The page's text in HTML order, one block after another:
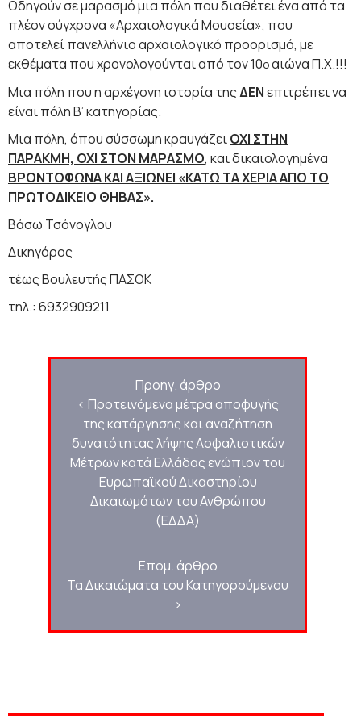
Οδηγούν σε μαρασμό μια πόλη που διαθέτει ένα από τα
πλέον σύγχρονα «Αρχαιολογικά Μουσεία», που
αποτελεί πανελλήνιο αρχαιολογικό προορισμό, με
εκθέματα που χρονολογούνται από τον 10οαιώνα Π.Χ.!!!
Μια πόλη που η αρχέγονη ιστορία τηςΔΕΝεπιτρέπει να
είναι πόλη Β’ κατηγορίας.
Μια πόλη, όπου σύσσωμη κραυγάζειΟΧΙ ΣΤΗΝ
ΠΑΡΑΚΜΗ, ΟΧΙ ΣΤΟΝ ΜΑΡΑΣΜΟ, και δικαιολογημένα
ΒΡΟΝΤΟΦΩΝΑ ΚΑΙ ΑΞΙΩΝΕΙ «ΚΑΤΩ ΤΑ ΧΕΡΙΑ ΑΠΟ ΤΟ
ΠΡΩΤΟΔΙΚΕΙΟ ΘΗΒΑΣ».
Βάσω Τσόνογλου
Δικηγόρος
τέως Βουλευτής ΠΑΣΟΚ
τηλ.: 6932909211
Προηγ. άρθρο
< Προτεινόμενα μέτρα αποφυγής
της κατάργησης και αναζήτηση
δυνατότητας λήψης Ασφαλιστικών
Μέτρων κατά Ελλάδας ενώπιον του
Ευρωπαϊκού Δικαστηρίου
Δικαιωμάτων του Ανθρώπου
(ΕΔΔΑ)
Επομ. άρθρο
Τα Δικαιώματα του Κατηγορούμενου
>